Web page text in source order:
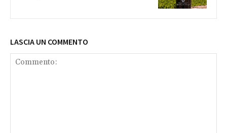
LASCIA UN COMMENTO